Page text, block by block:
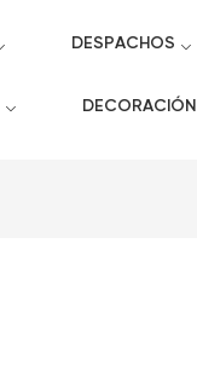
DESPACHOS
DECORACIÓN